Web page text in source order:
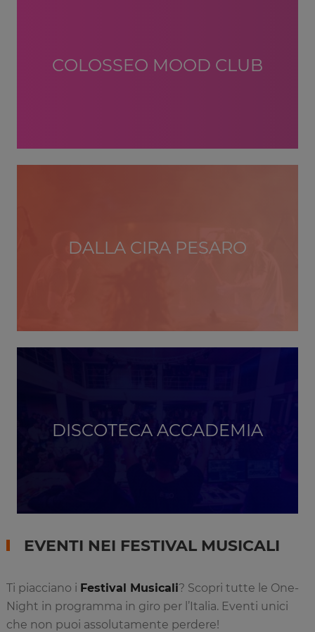
COLOSSEO MOOD CLUB
DALLA CIRA PESARO
DISCOTECA ACCADEMIA
EVENTI NEI FESTIVAL MUSICALI
Ti piacciano i Festival Musicali? Scopri tutte le One-
Night in programma in giro per l’Italia. Eventi unici
che non puoi assolutamente perdere!